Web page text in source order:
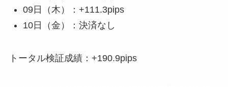
09日（木）：+111.3pips
10日（金）：決済なし
トータル検証成績：+190.9pips